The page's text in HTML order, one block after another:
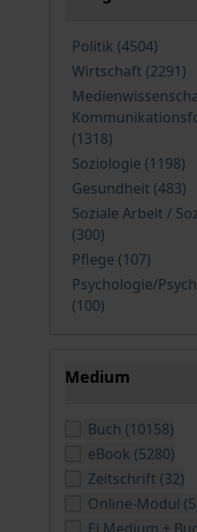
Politik (4504)
Wirtschaft (2291)
(1318verfügbare
)
Soziologie (1198)
Gesundheit (483)
Soziale Arbeit /
(300verfügbare
)
Pflege (107)
Psychologie/
(100verfügbare
)
Medium
Buch (10158)
eBook (5280)
Zeitschrift (32)
Online-Modul (5